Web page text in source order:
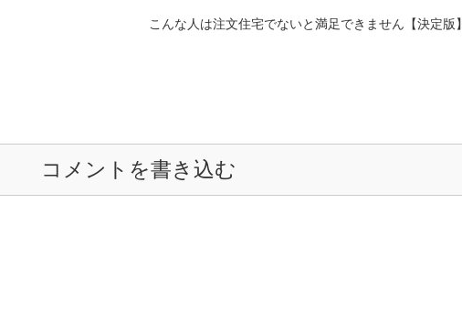
こんな人は注文住宅でないと満足できません【決定版】
コメントを書き込む